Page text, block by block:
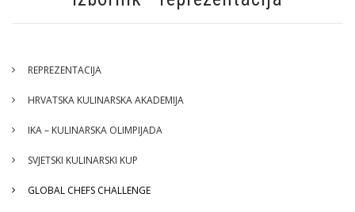
REPREZENTACIJA
HRVATSKA KULINARSKA AKADEMIJA
IKA – KULINARSKA OLIMPIJADA
SVJETSKI KULINARSKI KUP
GLOBAL CHEFS CHALLENGE